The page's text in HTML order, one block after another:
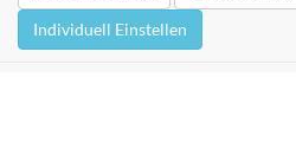
Individuell Einstellen